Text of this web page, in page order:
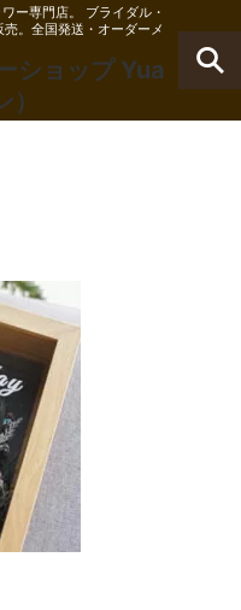
ー専門店。 ブライダル・
。全国発送・オーダーメ
ショップ Yua